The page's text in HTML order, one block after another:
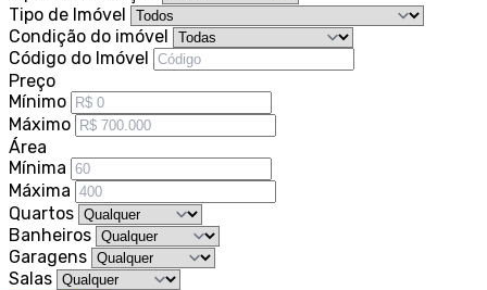
Tipo de Imóvel
Condição do imóvel
Código do Imóvel
Preço
Mínimo
Máximo
Área
Mínima
Máxima
Quartos
Banheiros
Garagens
Salas